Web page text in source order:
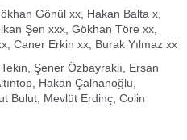
Gönül xx, Hakan Balta x,
Şen xxx, Gökhan Töre xx,
Caner Erkin xx, Burak Yılmaz xx
Şener Özbayraklı, Ersan
Hakan Çalhanoğlu,
Bulut, Mevlüt Erdinç, Colin